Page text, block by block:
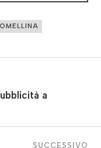
a
SUCCESSIVO